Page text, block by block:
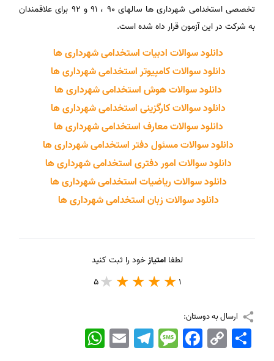
تخصصی استخدامی شهرداری ها سالهای 90 ، 91 و 92 برای علاقمندان
به شرکت در این آزمون قرار داه شده است.
دانلود سوالات ادبیات استخدامی شهرداری ها
دانلود سوالات کامپیوتر استخدامی شهرداری ها
دانلود سوالات هوش استخدامی شهرداری ها
دانلود سوالات کارگزینی استخدامی شهرداری ها
دانلود سوالات معارف استخدامی شهرداری ها
دانلود سوالات مسئول دفتر استخدامی شهرداری ها
دانلود سوالات امور دفتری استخدامی شهرداری ها
دانلود سوالات ریاضیات استخدامی شهرداری ها
دانلود سوالات زبان استخدامی شهرداری ها
لطفاامتیازخود را ثبت کنید
1
5
ارسال به دوستان:
WhatsApp EmailTelegramMessageFacebook Copy
Link
اشتراک